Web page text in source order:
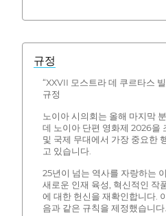
규정
“XXVII 모스트라 데 쿠르타스
규정
노이아 시의회는 올해 마지막
데 노이아 단편 영화제 2026을
및 국제 무대에서 가장 중요한
고 있습니다.
25년이 넘는 역사를 자랑하는
새로운 인재 육성, 혁신적인 작
에 대한 헌신을 재확인합니다.
음과 같은 규칙을 제정했습니다.